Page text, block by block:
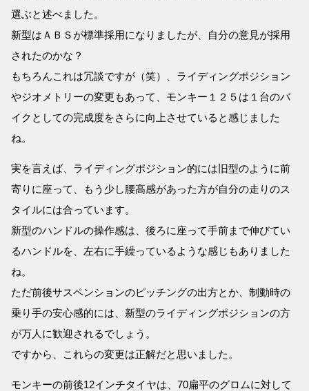
選ぶと述べました。
新型はＡＢＳが標準採用になりましたが、自分の意見が採用
されたのかな？
もちろんこれは冗談ですが（笑）、ライディングポジション
やジオメトリーの変更もあって、モンキー１２５は１台のバ
イクとしての完成度をさらに向上させていると感じました
ね。
実を言えば、ライディングポジション的には旧型のように前
寄りに座って、もう少し腰高感があった方が自分の走りのス
タイルには合っています。
新型のハンドルの操作感は、後ろに座って手前まで伸びてい
るハンドルを、左右に手繰っているような感じもありました
ね。
ただ前後サスペンションのピッチングの出方とか、制動時の
乗り手の安心感的には、新型のライディングポジションの方
が万人に歓迎されるでしょう。
ですから、これらの変更は正解だと思いました。
モンキーの前後12インチタイヤは、70扁平のグロムに対して